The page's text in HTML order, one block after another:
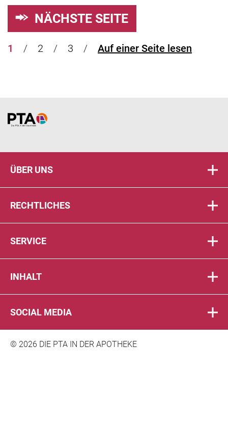
NÄCHSTE SEITE
1 2 3 Auf einer Seite lesen
Home
ÜBER UNS
RECHTLICHES
SERVICE
INHALT
SOCIAL MEDIA
© 2026 DIE PTA IN DER APOTHEKE